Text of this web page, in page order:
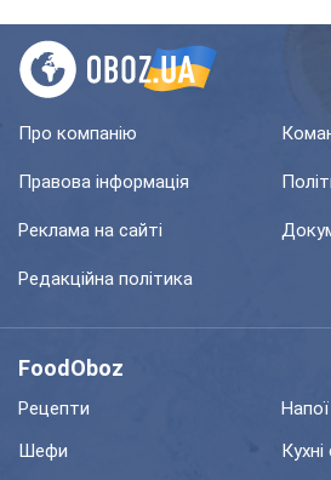
Про компанію
Правова інформація
Реклама на сайті
Редакційна політика
FoodOboz
Рецепти
Напої
Шефи
Кухні